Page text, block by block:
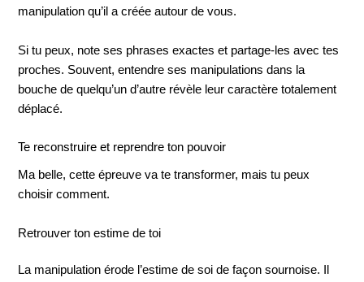
manipulation qu’il a créée autour de vous.
Si tu peux, note ses phrases exactes et partage-les avec tes
proches. Souvent, entendre ses manipulations dans la
bouche de quelqu’un d’autre révèle leur caractère totalement
déplacé.
Te reconstruire et reprendre ton pouvoir
Ma belle, cette épreuve va te transformer, mais tu peux
choisir comment.
Retrouver ton estime de toi
La manipulation érode l’estime de soi de façon sournoise. Il